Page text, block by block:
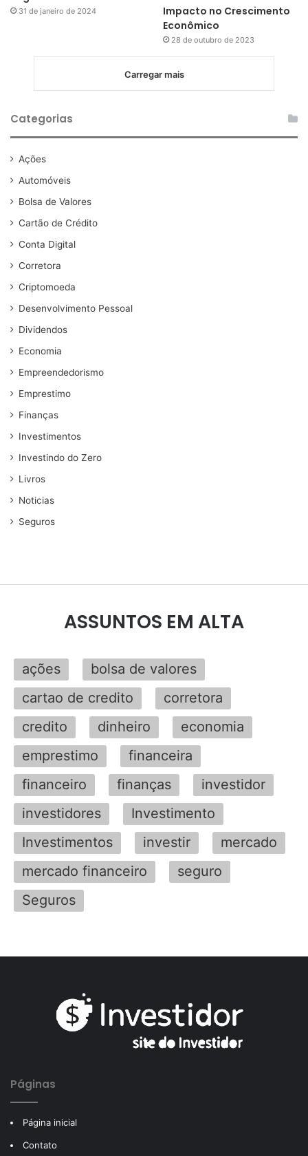
31 de janeiro de 2024
Impacto no Crescimento
Econômico
28 de outubro de 2023
Carregar mais
Categorias
Ações
Automóveis
Bolsa de Valores
Cartão de Crédito
Conta Digital
Corretora
Criptomoeda
Desenvolvimento Pessoal
Dividendos
Economia
Empreendedorismo
Emprestimo
Finanças
Investimentos
Investindo do Zero
Livros
Noticias
Seguros
ASSUNTOS EM ALTA
ações
bolsa de valores
cartao de credito
corretora
credito
dinheiro
economia
emprestimo
financeira
financeiro
finanças
investidor
investidores
Investimento
Investimentos
investir
mercado
mercado financeiro
seguro
Seguros
Páginas
Página inicial
Contato